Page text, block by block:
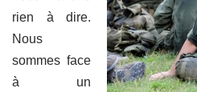
rien à dire.
Nous
sommes face
à un